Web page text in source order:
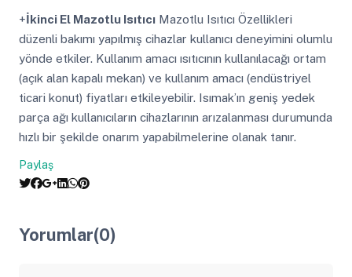
+İkinci El Mazotlu IsıtıcıMazotlu Isıtıcı Özellikleri
düzenli bakımı yapılmış cihazlar kullanıcı deneyimini olumlu
yönde etkiler. Kullanım amacı ısıtıcının kullanılacağı ortam
(açık alan kapalı mekan) ve kullanım amacı (endüstriyel
ticari konut) fiyatları etkileyebilir. Isımak’ın geniş yedek
parça ağı kullanıcıların cihazlarının arızalanması durumunda
hızlı bir şekilde onarım yapabilmelerine olanak tanır.
Paylaş
Yorumlar(0)